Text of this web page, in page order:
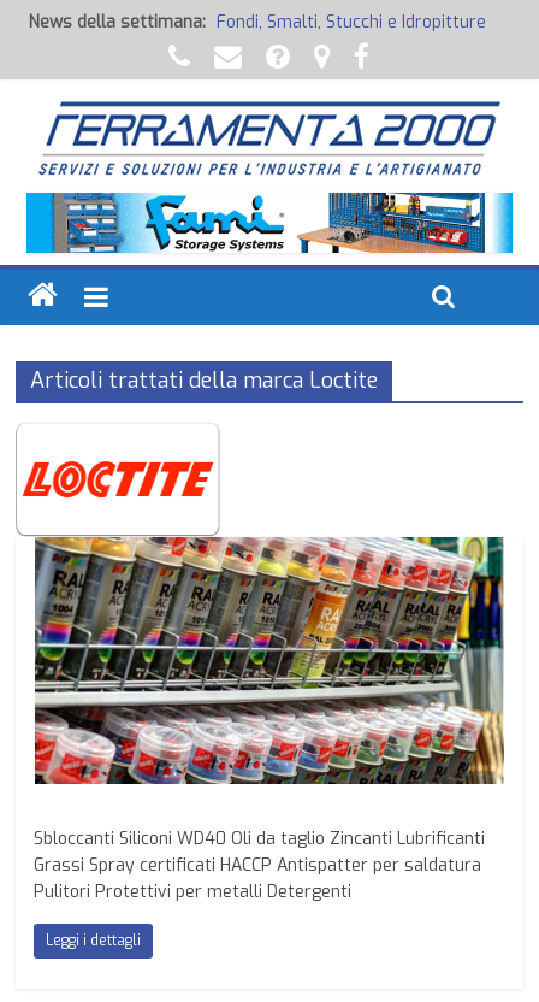
News della settimana: Fondi, Smalti, Stucchi e Idropitture
Potenza Inaspettata
Raccorderia pneumatica
Attrezzature professionali a batteria
Ancoraggi chimici
Articoli trattati della marca Loctite
Sbloccanti Siliconi WD40 Oli da taglio Zincanti Lubrificanti
Grassi Spray certificati HACCP Antispatter per saldatura
Pulitori Protettivi per metalli Detergenti
Leggi i dettagli